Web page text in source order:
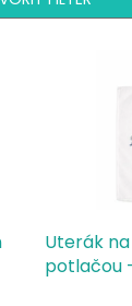
Uterák
potlačou